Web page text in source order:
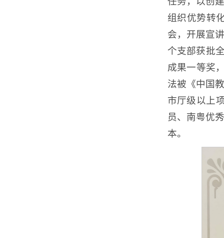
组织优势转
会，开展宣
个支部获批
成果一等奖
法被《中国
市厅级以上
员、南粤优
本。